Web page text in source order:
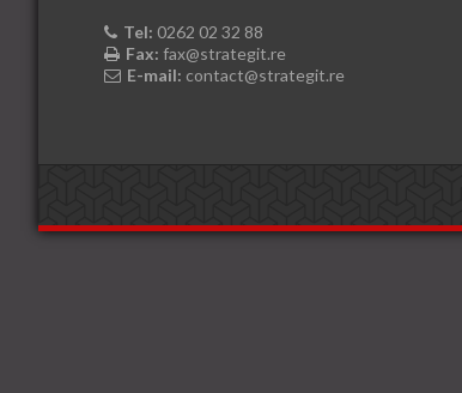
Tel: 0262 02 32 88
Fax: fax@strategit.re
E-mail: contact@strategit.re